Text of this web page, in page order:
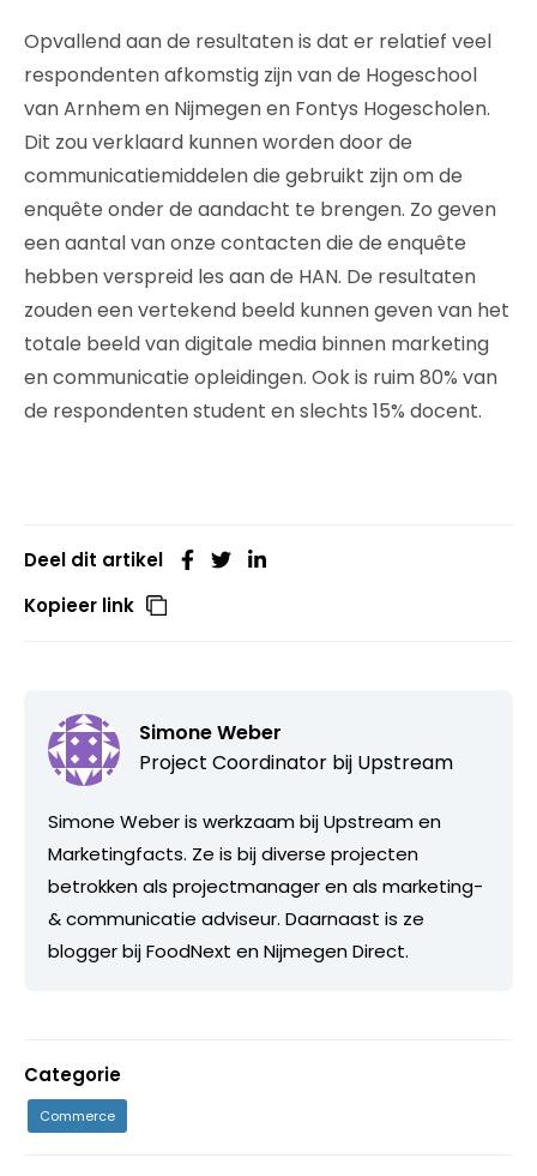
Opvallend aan de resultaten is dat er relatief veel
respondenten afkomstig zijn van de Hogeschool
van Arnhem en Nijmegen en Fontys Hogescholen.
Dit zou verklaard kunnen worden door de
communicatiemiddelen die gebruikt zijn om de
enquête onder de aandacht te brengen. Zo geven
een aantal van onze contacten die de enquête
hebben verspreid les aan de HAN. De resultaten
zouden een vertekend beeld kunnen geven van het
totale beeld van digitale media binnen marketing
en communicatie opleidingen. Ook is ruim 80% van
de respondenten student en slechts 15% docent.
Deel dit artikel
Kopieer link
Simone Weber
Project Coordinator bij Upstream
Simone Weber is werkzaam bij Upstream en
Marketingfacts. Ze is bij diverse projecten
betrokken als projectmanager en als marketing-
& communicatie adviseur. Daarnaast is ze
blogger bij FoodNext en Nijmegen Direct.
Categorie
Commerce